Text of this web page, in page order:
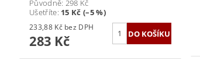
Původně: 298 Kč
Ušetříte: 15 Kč (–5 %)
233,88 Kč bez DPH
283 Kč